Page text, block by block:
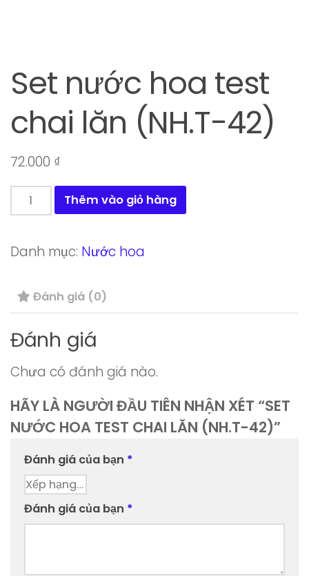
Set nước hoa test
chai lăn (NH.T-42)
72.000 ₫
nước
test
lăn
42)
lượng
Thêm vào giỏ hàng
Danh mục: Nước hoa
Đánh giá (0)
Đánh giá
Chưa có đánh giá nào.
HÃY LÀ NGƯỜI ĐẦU TIÊN NHẬN XÉT “SET
NƯỚC HOA TEST CHAI LĂN (NH.T-42)”
Đánh giá của bạn *
Đánh giá của bạn *